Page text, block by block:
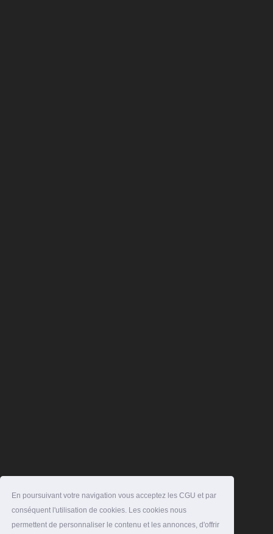
En poursuivant votre navigation vous acceptez les CGU et par
conséquent l'utilisation de cookies. Les cookies nous
permettent de personnaliser le contenu et les annonces, d'offrir